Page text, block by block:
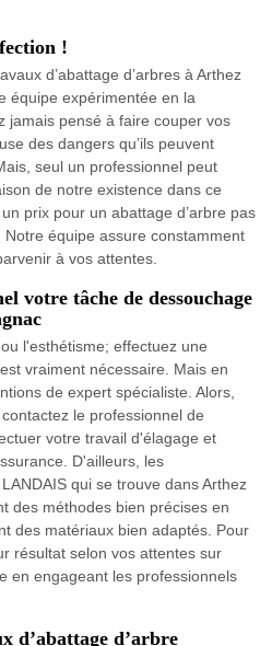
!
d’abattage d’arbres à Arthez
équipe expérimentée en la
jamais pensé à faire couper vos
des dangers qu’ils peuvent
seul un professionnel peut
de notre existence dans ce
prix pour un abattage d’arbre pas
équipe assure constamment
à vos attentes.
votre tâche de dessouchage
l'esthétisme; effectuez une
vraiment nécessaire. Mais en
de expert spécialiste. Alors,
le professionnel de
votre travail d'élagage et
D'ailleurs, les
qui se trouve dans Arthez
des méthodes bien précises en
des matériaux bien adaptés. Pour
résultat selon vos attentes sur
en engageant les professionnels
d’abattage d’arbre